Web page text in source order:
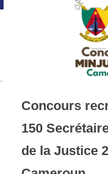
Concours
150
de la Justice